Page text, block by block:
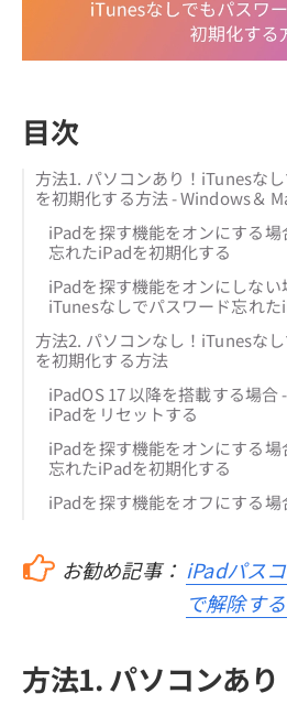
目次
方法1. パソコンあり！iTunesな
を初期化する方法 - Windows＆
iPadを探す機能をオンにする
忘れたiPadを初期化する
iPadを探す機能をオンにしない
iTunesなしでパスワード忘れ
方法2. パソコンなし！iTunesな
を初期化する方法
iPadOS 17 以降を搭載する場合
iPadをリセットする
iPadを探す機能をオンにする
忘れたiPadを初期化する
iPadを探す機能をオフにする
お勧め記事： iPadパス
で解除す
方法1. パソコンあ